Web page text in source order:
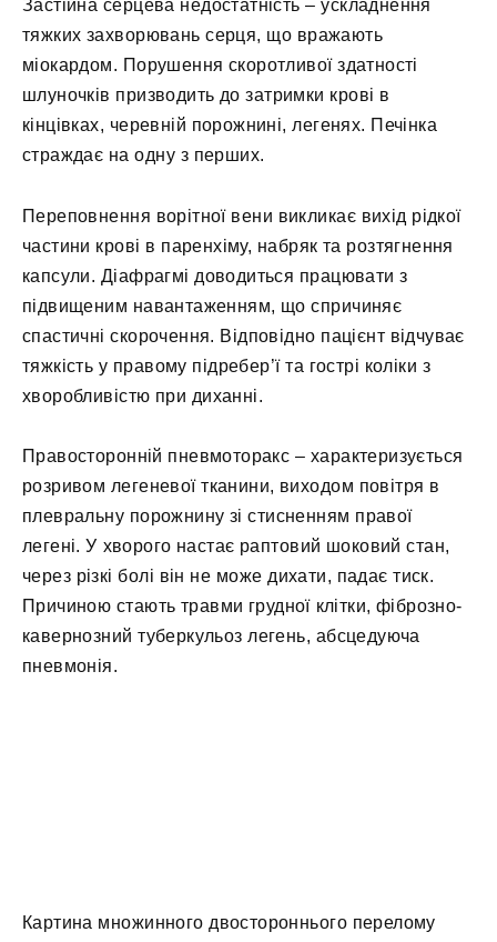
Застійна серцева недостатність – ускладнення
тяжких захворювань серця, що вражають
міокардом. Порушення скоротливої здатності
шлуночків призводить до затримки крові в
кінцівках, черевній порожнині, легенях. Печінка
страждає на одну з перших.
Переповнення ворітної вени викликає вихід рідкої
частини крові в паренхіму, набряк та розтягнення
капсули. Діафрагмі доводиться працювати з
підвищеним навантаженням, що спричиняє
спастичні скорочення. Відповідно пацієнт відчуває
тяжкість у правому підребер’ї та гострі коліки з
хворобливістю при диханні.
Правосторонній пневмоторакс – характеризується
розривом легеневої тканини, виходом повітря в
плевральну порожнину зі стисненням правої
легені. У хворого настає раптовий шоковий стан,
через різкі болі він не може дихати, падає тиск.
Причиною стають травми грудної клітки, фіброзно-
кавернозний туберкульоз легень, абсцедуюча
пневмонія.
Картина множинного двостороннього перелому